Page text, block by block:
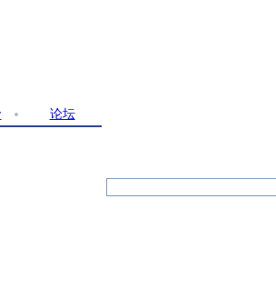
论坛